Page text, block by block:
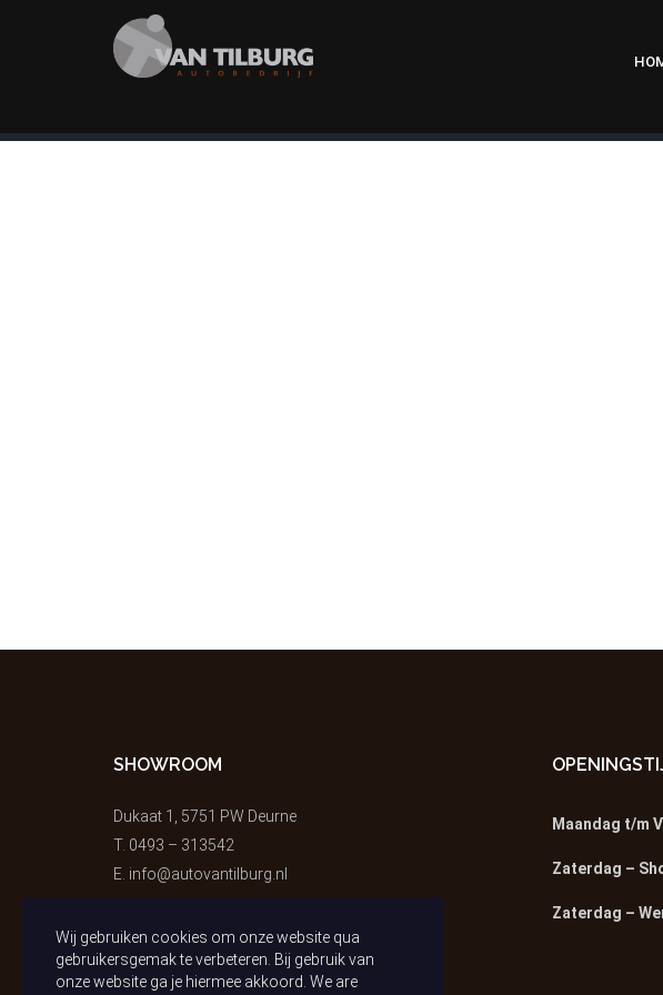
SHOWROOM
Dukaat 1, 5751 PW Deurne
T. 0493 – 313542
E. info@autovantilburg.nl
Maandag t/m
Zaterdag –
Zaterdag –
Wij gebruiken cookies om onze website qua
gebruikersgemak te verbeteren. Bij gebruik van
onze website ga je hiermee akkoord. We are